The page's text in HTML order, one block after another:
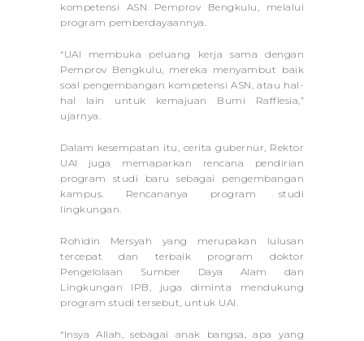
kompetensi ASN Pemprov Bengkulu, melalui
program pemberdayaannya.
“UAI membuka peluang kerja sama dengan
Pemprov Bengkulu, mereka menyambut baik
soal pengembangan kompetensi ASN, atau hal-
hal lain untuk kemajuan Bumi Rafflesia,”
ujarnya.
Dalam kesempatan itu, cerita gubernur, Rektor
UAI juga memaparkan rencana pendirian
program studi baru sebagai pengembangan
kampus. Rencananya program studi
lingkungan.
Rohidin Mersyah yang merupakan lulusan
tercepat dan terbaik program doktor
Pengelolaan Sumber Daya Alam dan
Lingkungan IPB, juga diminta mendukung
program studi tersebut, untuk UAI.
“Insya Allah, sebagai anak bangsa, apa yang